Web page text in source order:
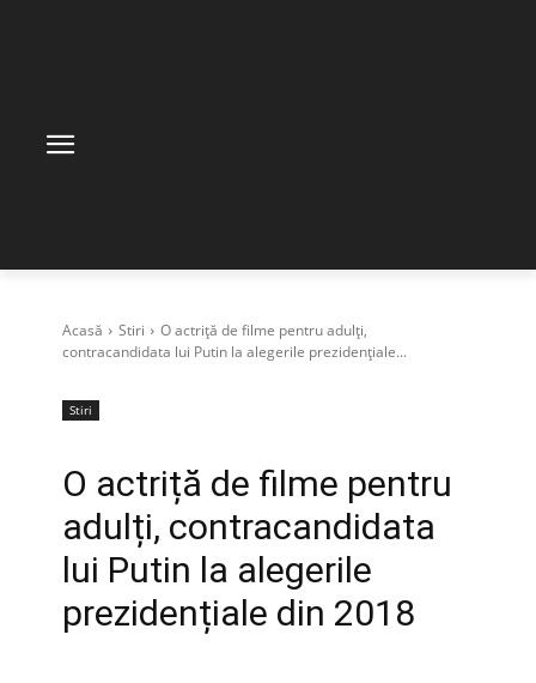
Acasă Stiri
O actriță de filme pentru adulți,
contracandidata lui Putin la alegerile prezidențiale...
Stiri
O actriță de filme pentru
adulți, contracandidata
lui Putin la alegerile
prezidențiale din 2018